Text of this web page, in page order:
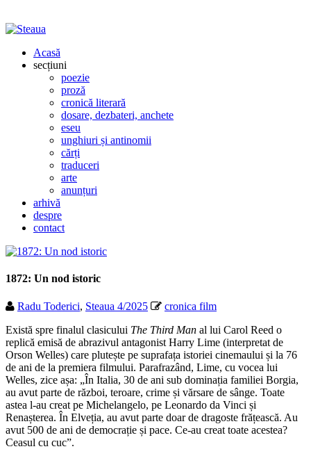
Acasă
secțiuni
poezie
proză
cronică literară
dosare, dezbateri, anchete
eseu
unghiuri și antinomii
cărți
traduceri
arte
anunțuri
arhivă
despre
contact
1872: Un nod istoric
Radu Toderici, Steaua 4/2025
cronica film
Există spre finalul clasicului The Third Man al lui Carol Reed o
replică emisă de abrazivul antagonist Harry Lime (interpretat de
Orson Welles) care plutește pe suprafața istoriei cinemaului și la 76
de ani de la premiera filmului. Parafrazând, Lime, cu vocea lui
Welles, zice așa: „În Italia, 30 de ani sub dominația familiei Borgia,
au avut parte de război, teroare, crime și vărsare de sânge. Toate
astea l-au creat pe Michelangelo, pe Leonardo da Vinci și
Renașterea. În Elveția, au avut parte doar de dragoste frățească. Au
avut 500 de ani de democrație și pace. Ce-au creat toate acestea?
Ceasul cu cuc”.